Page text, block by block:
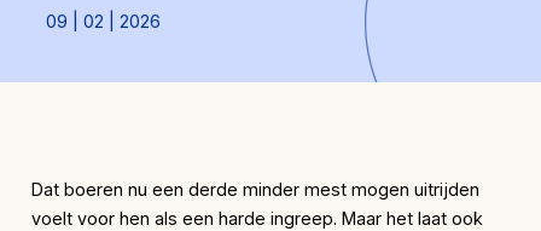
09 | 02 | 2026
Dat boeren nu een derde minder mest mogen uitrijden
voelt voor hen als een harde ingreep. Maar het laat ook